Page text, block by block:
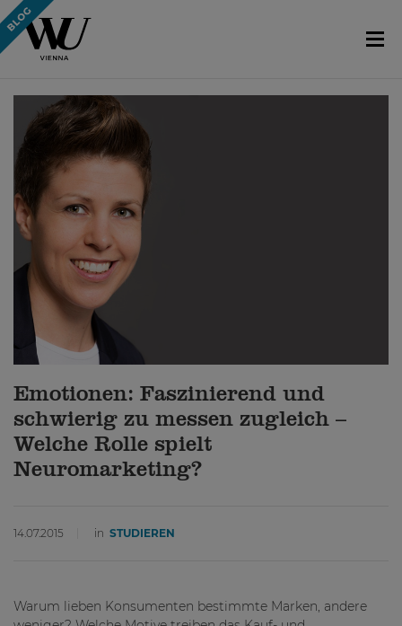
Emotionen: Faszinierend und
schwierig zu messen zugleich –
Welche Rolle spielt
Neuromarketing?
14.07.2015 in STUDIEREN
Warum lieben Konsumenten bestimmte Marken, andere